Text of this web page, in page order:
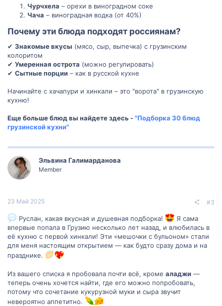
Чурчхела – орехи в виноградном соке
Чача – виноградная водка (от 40%)
Почему эти блюда подходят россиянам?
✔ Знакомые вкусы (мясо, сыр, выпечка) с грузинским
колоритом
✔ Умеренная острота (можно регулировать)
✔ Сытные порции – как в русской кухне
Начинайте с хачапури и хинкали – это "ворота" в грузинскую
кухню!
Еще больше блюд вы найдете здесь -"Подборка 30 блюд
грузинской кухни"
Эльвина Галимарданова
Member
23 Май 2025 #3
Руслан, какая вкусная и душевная подборка!
Я сама
впервые попала в Грузию несколько лет назад, и влюбилась в
её кухню с первой хинкали! Эти «мешочки с бульоном» стали
для меня настоящим открытием — как будто сразу дома и на
празднике.
Из вашего списка я пробовала почти всё, кроме аладжи —
теперь очень хочется найти, где его можно попробовать,
потому что сочетание кукурузной муки и сыра звучит
невероятно аппетитно.